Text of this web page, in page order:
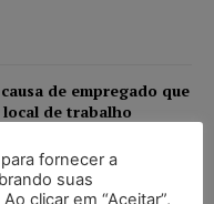
de empregado que
de trabalho
investigado na
fornecer a
suas
clicar em “Aceitar”,